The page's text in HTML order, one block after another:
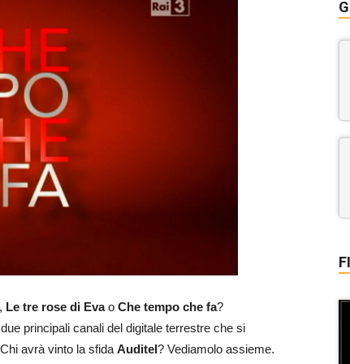
Le tre rose di Evao Che tempo che fa?
principali canali del digitale terrestre che si
avrà vinto la sfida Auditel? Vediamolo assieme.